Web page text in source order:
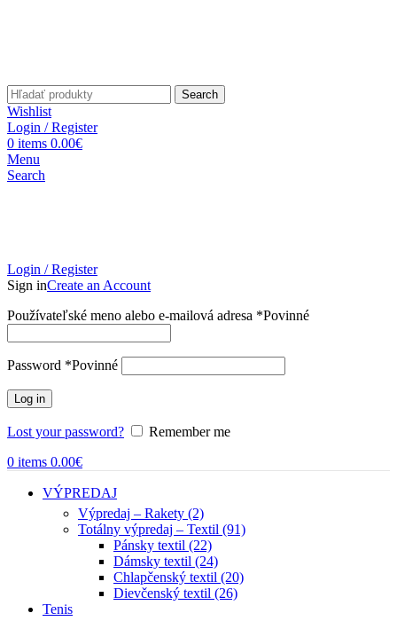
Search
Wishlist
Login / Register
0 items 0.00€
Menu
Search
Login / Register
Sign inCreate an Account
Používateľské meno alebo e-mailová adresa *Povinné
Password *Povinné
Log in
Lost your password?
Remember me
0 items 0.00€
VÝPREDAJ
Výpredaj – Rakety (2)
Totálny výpredaj – Textil (91)
Pánsky textil (22)
Dámsky textil (24)
Chlapčenský textil (20)
Dievčenský textil (26)
Tenis